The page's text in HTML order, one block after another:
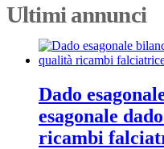
Ultimi annunci
Dado
esagonale
ricambi